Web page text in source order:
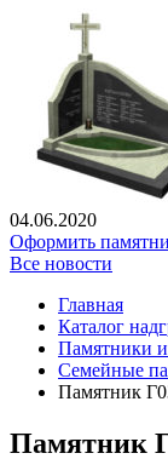
04.06.2020
Оформить
Все новости
Главная
Каталог
Памятники
Семейные
Памятник
Памятник